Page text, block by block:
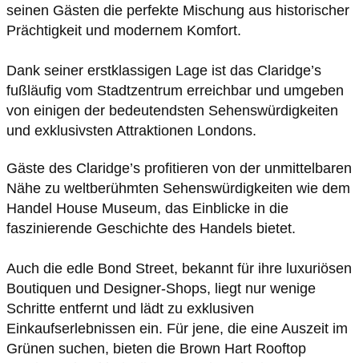
seinen Gästen die perfekte Mischung aus historischer
Prächtigkeit und modernem Komfort.
Dank seiner erstklassigen Lage ist das Claridge’s
fußläufig vom Stadtzentrum erreichbar und umgeben
von einigen der bedeutendsten Sehenswürdigkeiten
und exklusivsten Attraktionen Londons.
Gäste des Claridge’s profitieren von der unmittelbaren
Nähe zu weltberühmten Sehenswürdigkeiten wie dem
Handel House Museum, das Einblicke in die
faszinierende Geschichte des Handels bietet.
Auch die edle Bond Street, bekannt für ihre luxuriösen
Boutiquen und Designer-Shops, liegt nur wenige
Schritte entfernt und lädt zu exklusiven
Einkaufserlebnissen ein. Für jene, die eine Auszeit im
Grünen suchen, bieten die Brown Hart Rooftop